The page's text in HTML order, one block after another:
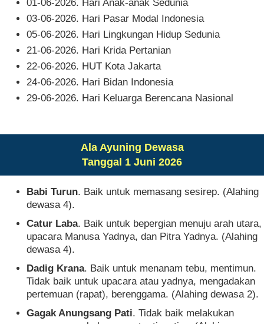
01-06-2026. Hari Anak-anak Sedunia
03-06-2026. Hari Pasar Modal Indonesia
05-06-2026. Hari Lingkungan Hidup Sedunia
21-06-2026. Hari Krida Pertanian
22-06-2026. HUT Kota Jakarta
24-06-2026. Hari Bidan Indonesia
29-06-2026. Hari Keluarga Berencana Nasional
Ala Ayuning Dewasa
Tanggal 1 Juni 2026
Babi Turun. Baik untuk memasang sesirep. (Alahing
dewasa 4).
Catur Laba. Baik untuk bepergian menuju arah utara,
upacara Manusa Yadnya, dan Pitra Yadnya. (Alahing
dewasa 4).
Dadig Krana. Baik untuk menanam tebu, mentimun.
Tidak baik untuk upacara atau yadnya, mengadakan
pertemuan (rapat), berenggama. (Alahing dewasa 2).
Gagak Anungsang Pati. Tidak baik melakukan